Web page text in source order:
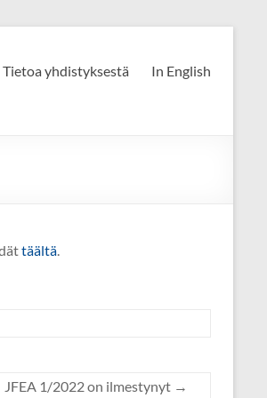
Tietoa yhdistyksestä In English
täältä.
JFEA 1/2022 on ilmestynyt →